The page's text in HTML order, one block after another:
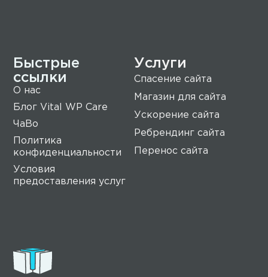
Услуги
Спасение сайта
Магазин для сайта
Ускорение сайта
Ребрендинг сайта
Перенос сайта
Быстрые
ссылки
О нас
Блог Vital WP Care
ЧаВо
Политика
конфиденциальности
Условия
предоставления услуг